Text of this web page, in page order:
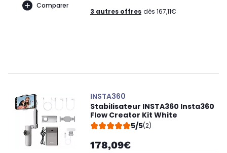
Comparer
3 autres offres dès 167,11€
INSTA360
Stabilisateur INSTA360 Insta360
Flow Creator Kit White
5/5(2)
178,09€